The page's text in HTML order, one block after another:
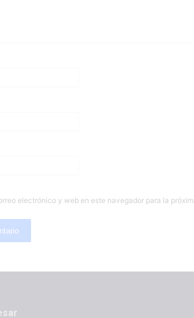
electrónico y web en este navegador para la